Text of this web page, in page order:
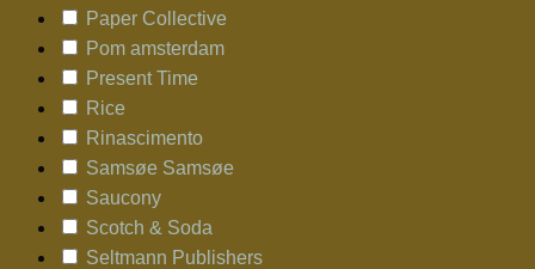
Paper Collective
Pom amsterdam
Present Time
Rice
Rinascimento
Samsøe Samsøe
Saucony
Scotch & Soda
Seltmann Publishers